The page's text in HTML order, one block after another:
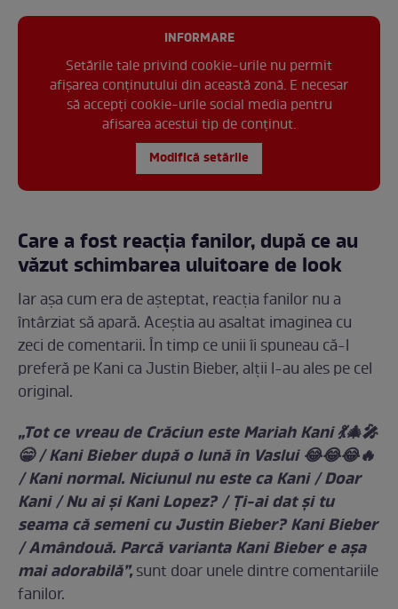
INFORMARE
Setările tale privind cookie-urile nu permit
afișarea conținutului din această zonă. E necesar
să accepți cookie-urile social media pentru
afisarea acestui tip de conținut.
Modifică setările
Care a fost reacția fanilor, după ce au
văzut schimbarea uluitoare de look
Iar așa cum era de așteptat, reacția fanilor nu a
întârziat să apară. Aceștia au asaltat imaginea cu
zeci de comentarii. În timp ce unii îi spuneau că-l
preferă pe Kani ca Justin Bieber, alții l-au ales pe cel
original.
„Tot ce vreau de Crăciun este Mariah Kani 💃🎄🎤
😁 / Kani Bieber după o lună în Vaslui 😂😂😂🔥
/ Kani normal. Niciunul nu este ca Kani / Doar
Kani / Nu ai și Kani Lopez? / Ți-ai dat și tu
seama că semeni cu Justin Bieber? Kani Bieber
/ Amândouă. Parcă varianta Kani Bieber e așa
mai adorabilă”,sunt doar unele dintre comentariile
fanilor.